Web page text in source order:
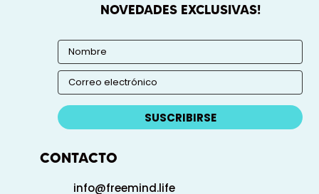
NOVEDADES EXCLUSIVAS!
SUSCRIBIRSE
CONTACTO
info@freemind.life